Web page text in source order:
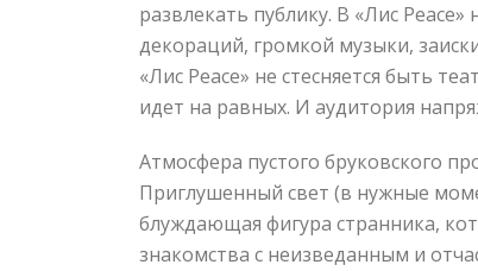
развлекать публику. В «Лис
декораций, громкой музыки,
«Лис Peace» не стесняется быть
идет на равных. И аудитория
Атмосфера пустого бруковского
Приглушенный свет (в нужные
блуждающая фигура странника,
знакомства с неизведанным и